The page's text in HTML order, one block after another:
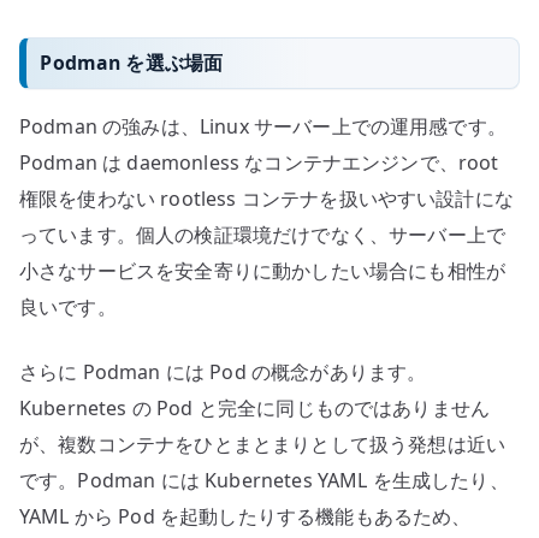
Podman を選ぶ場面
Podman の強みは、Linux サーバー上での運用感です。
Podman は daemonless なコンテナエンジンで、root
権限を使わない rootless コンテナを扱いやすい設計にな
っています。個人の検証環境だけでなく、サーバー上で
小さなサービスを安全寄りに動かしたい場合にも相性が
良いです。
さらに Podman には Pod の概念があります。
Kubernetes の Pod と完全に同じものではありません
が、複数コンテナをひとまとまりとして扱う発想は近い
です。Podman には Kubernetes YAML を生成したり、
YAML から Pod を起動したりする機能もあるため、